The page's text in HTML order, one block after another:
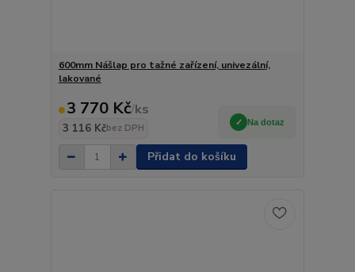
600mm Nášlap pro tažné zařízení, univezální,
lakované
3 770 Kč/ks
3 116 Kčbez DPH
Na dotaz
Přidat do košíku